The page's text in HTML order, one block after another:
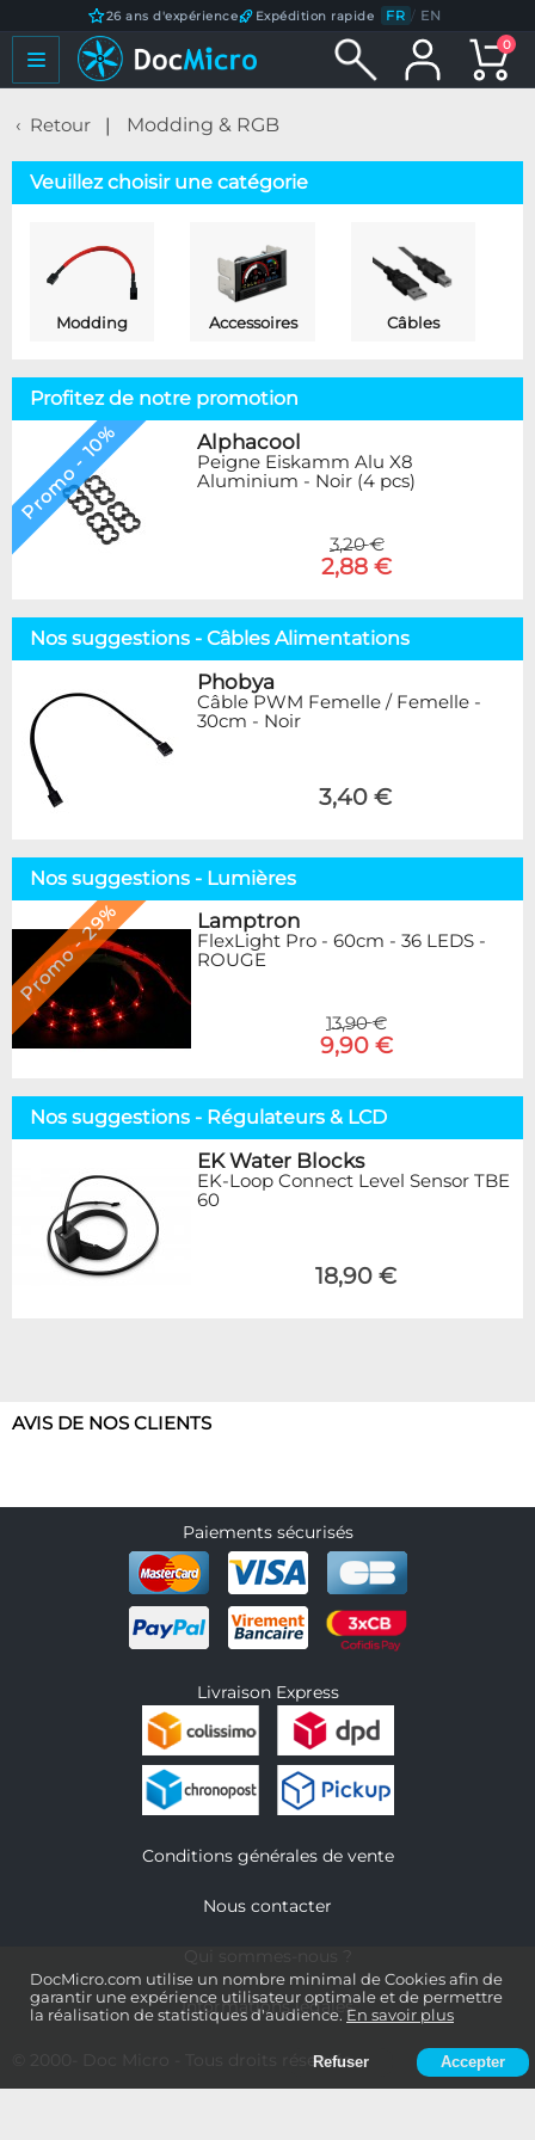
DocMicro.com utilise un nombre minimal de Cookies afin de
garantir une expérience utilisateur optimale et de permettre
la réalisation de statistiques d'audience. En savoir plus
Refuser Accepter
26 ans d'expérience Expédition rapide FR / EN
0
Retour Modding & RGB
Veuillez choisir une catégorie
Modding Accessoires Câbles
Profitez de notre promotion
Promo - 10% Alphacool
Peigne Eiskamm Alu X8
Aluminium - Noir (4 pcs)
3,20 €
2,88 €
Nos suggestions - Câbles Alimentations
Phobya
Câble PWM Femelle / Femelle -
30cm - Noir
3,40 €
Nos suggestions - Lumières
Promo - 29% Lamptron
FlexLight Pro - 60cm - 36 LEDS -
ROUGE
13,90 €
9,90 €
Nos suggestions - Régulateurs & LCD
EK Water Blocks
EK-Loop Connect Level Sensor TBE
60
18,90 €
AVIS DE NOS CLIENTS
Paiements sécurisés
Livraison Express
Conditions générales de vente
Nous contacter
Informations légales
- Tous droits réservés